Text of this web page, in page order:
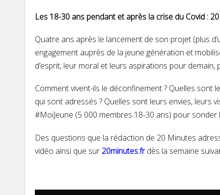
Les 18-30 ans pendant et après la crise du Covid :
Quatre ans après le lancement de son projet (plus
engagement auprès de la jeune génération et
d’esprit, leur moral et leurs aspirations pour
Comment vivent-ils le déconfinement ? Quelles sont
qui sont adressés ? Quelles sont leurs envies,
#MoiJeune (5 000 membres 18-30 ans) pour
Des questions que la rédaction de 20 Minutes
vidéo ainsi que sur 20minutes.frdès la semaine